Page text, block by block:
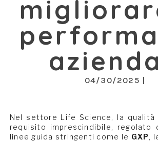
04/30/2025 |
Nel settore Life Science, la qualità
requisito imprescindibile, regolato
linee guida stringenti come le GXP,